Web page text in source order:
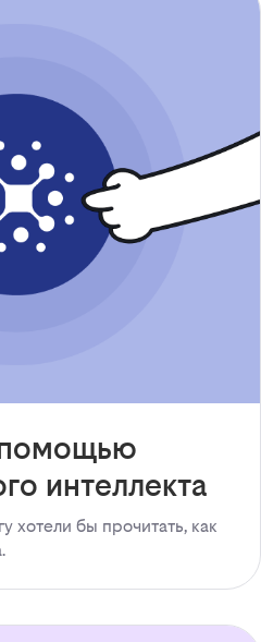
помощью
интеллекта
хотели бы прочитать, как